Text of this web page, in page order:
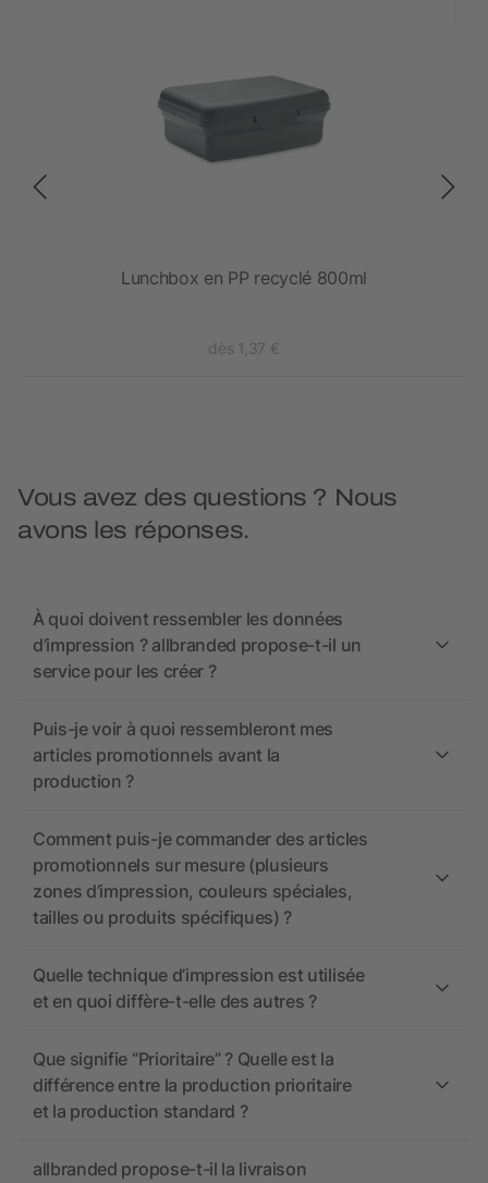
Lunchbox en PP recyclé 800ml
dès 1,37 €
Vous avez des questions ? Nous
avons les réponses.
À quoi doivent ressembler les données
d’impression ? allbranded propose-t-il un
service pour les créer ?
Puis-je voir à quoi ressembleront mes
articles promotionnels avant la
production ?
Comment puis-je commander des articles
promotionnels sur mesure (plusieurs
zones d’impression, couleurs spéciales,
tailles ou produits spécifiques) ?
Quelle technique d’impression est utilisée
et en quoi diffère-t-elle des autres ?
Que signifie “Prioritaire” ? Quelle est la
différence entre la production prioritaire
et la production standard ?
allbranded propose-t-il la livraison